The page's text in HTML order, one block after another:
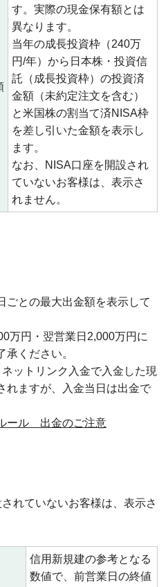
す。実際の現金保有額とは
異なります。
当年の成長投資枠（240万
円/年）から日本株・投資信
託（成長投資枠）の投資済
金額（未約定注文を含む）
と米国株の割当て済NISA枠
を差し引いた金額を表示し
ます。
なお、NISA口座を開設され
ていないお客様は、表示さ
れません。
ごとの最大出金額を表示して
万円・翌営業日2,000万円に
ください。
ットリンク入金で入金した現
れますが、入金当日は出金で
ール 出金のご注意
れていないお客様は、表示さ
信用新規建の参考となる
数値で、前営業日の終値